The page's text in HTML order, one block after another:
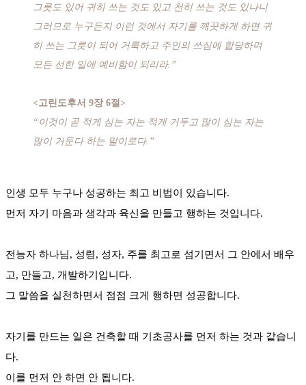
그릇도 있어 귀히 쓰는 것도 있고 천히 쓰는 것도 있나니
그러므로 누구든지 이런 것에서 자기를 깨끗하게 하면 귀
히 쓰는 그릇이 되어 거룩하고 주인의 쓰심에 합당하며
모든 선한 일에 예비함이 되리라.”
<고린도후서 9장 6절>
“이것이 곧 적게 심는 자는 적게 거두고 많이 심는 자는
많이 거둔다 하는 말이로다.”
인생 모두 누구나 성공하는 최고 비법이 있습니다.
먼저 자기 마음과 생각과 육신을 만들고 행하는 것입니다.
전능자 하나님, 성령, 성자, 주를 최고로 섬기면서 그 안에서 배우
고, 만들고, 개발하기입니다.
그 말씀을 실천하면서 점점 크게 행하면 성공합니다.
자기를 만드는 일은 건축할 때 기초공사를 먼저 하는 것과 같습니
다.
이를 먼저 안 하면 안 됩니다.